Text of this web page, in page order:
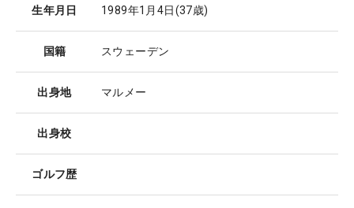
生年月日 1989年1月4日(37歳)
国籍 スウェーデン
出身地 マルメー
出身校
ゴルフ歴